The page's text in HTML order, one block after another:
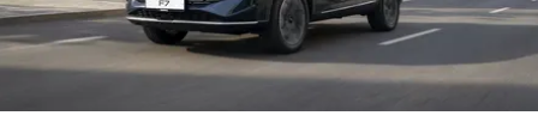
Тест-драйв
Трейд-ин
СЕРВИСНОЕ ОБСЛУЖИВАНИЕ
Нулевое ТО
Программа «Помощь на дороге»
О дилере
Наша команда
Контакты